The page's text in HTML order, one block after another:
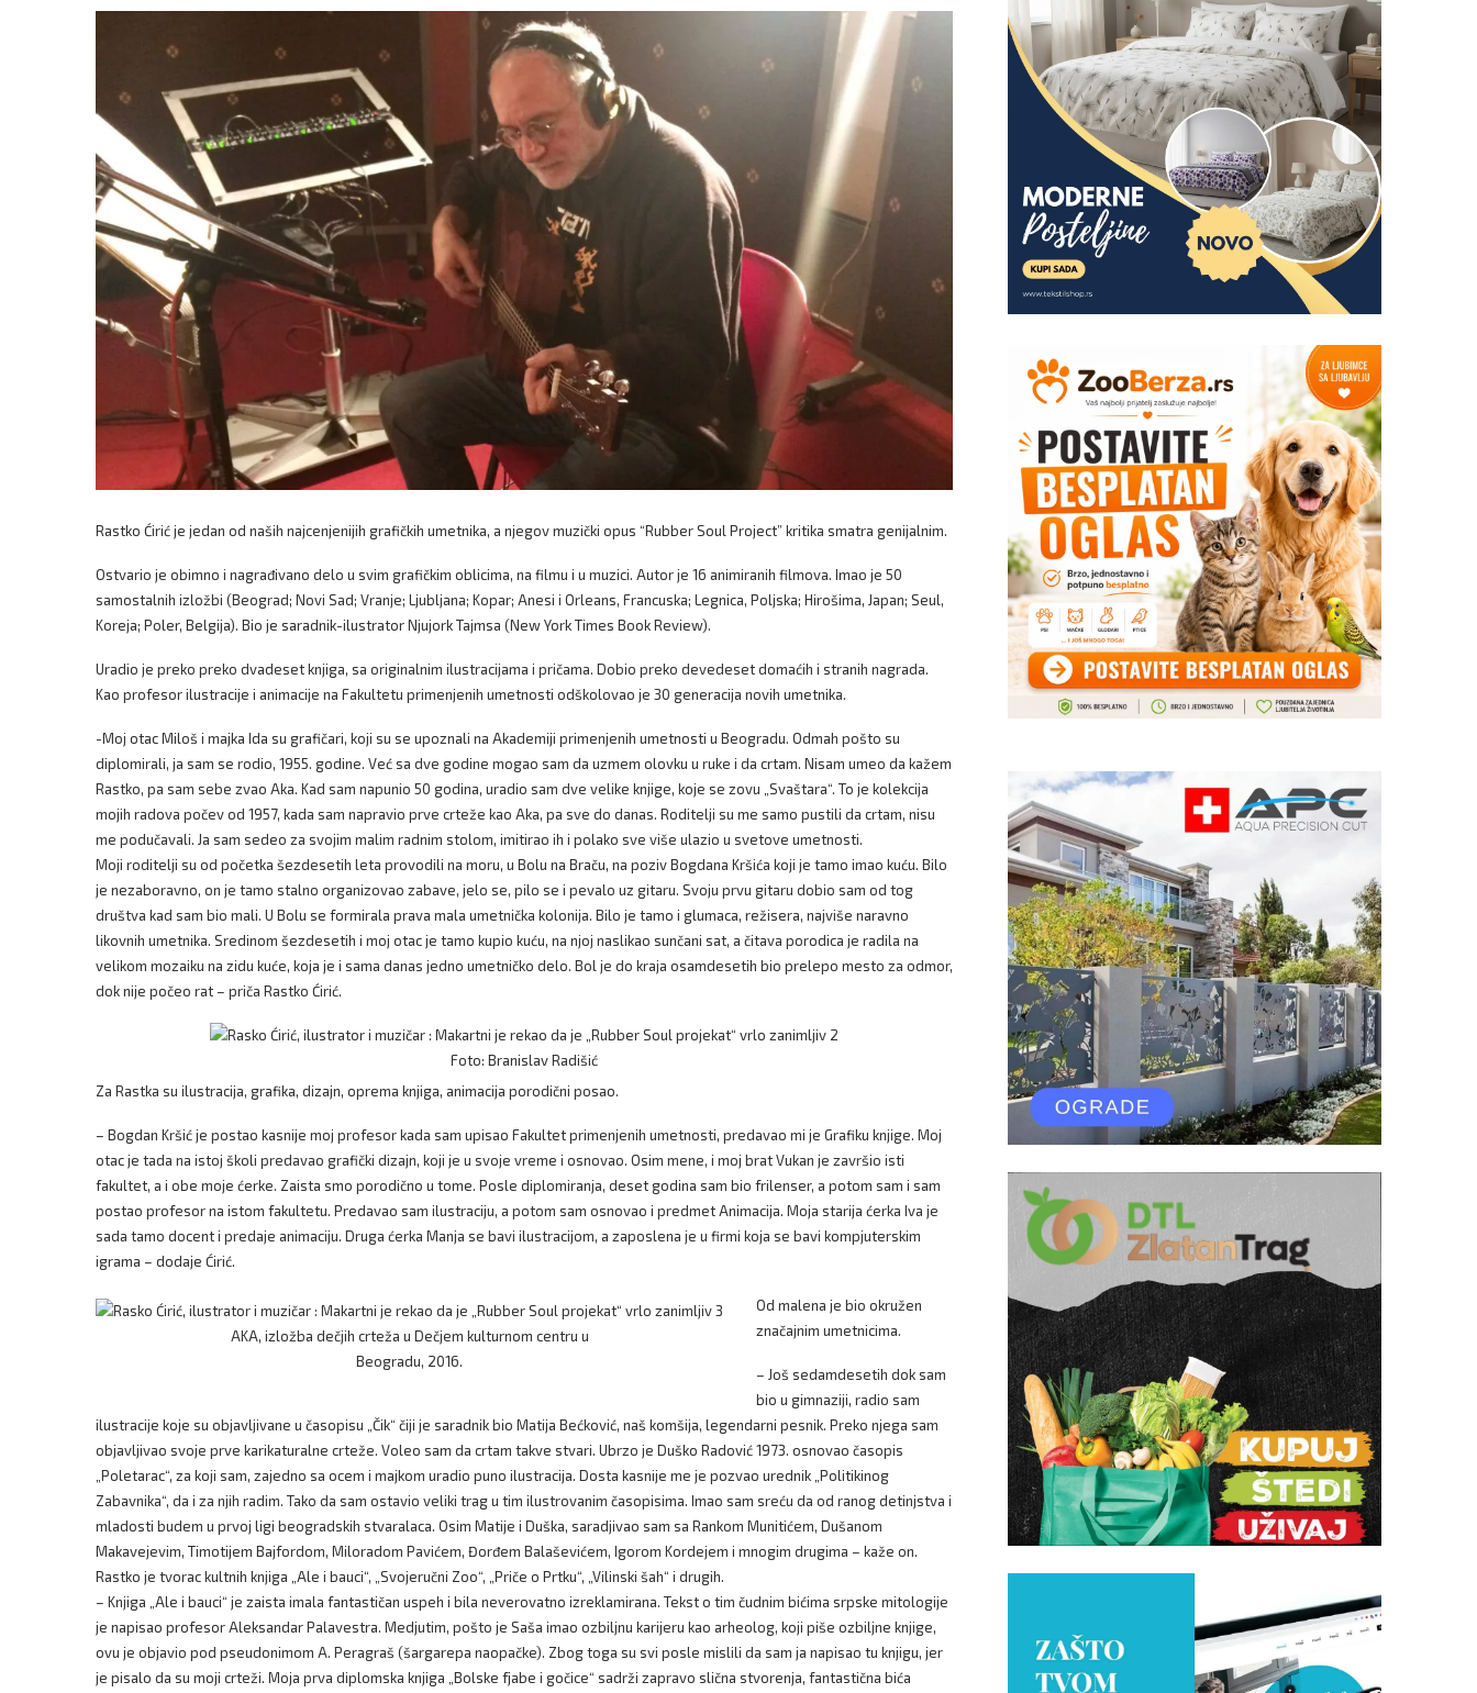
Rastko Ćirić je jedan od naših najcenjenijih grafičkih umetnika, a njegov muzički opus “Rubber Soul Project” kritika smatra genijalnim.
Ostvario je obimno i nagrađivano delo u svim grafičkim oblicima, na filmu i u muzici. Autor je 16 animiranih filmova. Imao je 50
samostalnih izložbi (Beograd; Novi Sad; Vranje; Ljubljana; Kopar; Anesi i Orleans, Francuska; Legnica, Poljska; Hirošima, Japan; Seul,
Koreja; Poler, Belgija). Bio je saradnik-ilustrator Njujork Tajmsa (New York Times Book Review).
Uradio je preko preko dvadeset knjiga, sa originalnim ilustracijama i pričama. Dobio preko devedeset domaćih i stranih nagrada.
Kao profesor ilustracije i animacije na Fakultetu primenjenih umetnosti odškolovao je 30 generacija novih umetnika.
-Moj otac Miloš i majka Ida su grafičari, koji su se upoznali na Akademiji primenjenih umetnosti u Beogradu. Odmah pošto su
diplomirali, ja sam se rodio, 1955. godine. Već sa dve godine mogao sam da uzmem olovku u ruke i da crtam. Nisam umeo da kažem
Rastko, pa sam sebe zvao Aka. Kad sam napunio 50 godina, uradio sam dve velike knjige, koje se zovu „Svaštara“. To je kolekcija
mojih radova počev od 1957, kada sam napravio prve crteže kao Aka, pa sve do danas. Roditelji su me samo pustili da crtam, nisu
me podučavali. Ja sam sedeo za svojim malim radnim stolom, imitirao ih i polako sve više ulazio u svetove umetnosti.
Moji roditelji su od početka šezdesetih leta provodili na moru, u Bolu na Braču, na poziv Bogdana Kršića koji je tamo imao kuću. Bilo
je nezaboravno, on je tamo stalno organizovao zabave, jelo se, pilo se i pevalo uz gitaru. Svoju prvu gitaru dobio sam od tog
društva kad sam bio mali. U Bolu se formirala prava mala umetnička kolonija. Bilo je tamo i glumaca, režisera, najviše naravno
likovnih umetnika. Sredinom šezdesetih i moj otac je tamo kupio kuću, na njoj naslikao sunčani sat, a čitava porodica je radila na
velikom mozaiku na zidu kuće, koja je i sama danas jedno umetničko delo. Bol je do kraja osamdesetih bio prelepo mesto za odmor,
dok nije počeo rat – priča Rastko Ćirić.
Foto: Branislav Radišić
Za Rastka su ilustracija, grafika, dizajn, oprema knjiga, animacija porodični posao.
– Bogdan Kršić je postao kasnije moj profesor kada sam upisao Fakultet primenjenih umetnosti, predavao mi je Grafiku knjige. Moj
otac je tada na istoj školi predavao grafički dizajn, koji je u svoje vreme i osnovao. Osim mene, i moj brat Vukan je završio isti
fakultet, a i obe moje ćerke. Zaista smo porodično u tome. Posle diplomiranja, deset godina sam bio frilenser, a potom sam i sam
postao profesor na istom fakultetu. Predavao sam ilustraciju, a potom sam osnovao i predmet Animacija. Moja starija ćerka Iva je
sada tamo docent i predaje animaciju. Druga ćerka Manja se bavi ilustracijom, a zaposlena je u firmi koja se bavi kompjuterskim
igrama – dodaje Ćirić.
AKA, izložba dečjih crteža u Dečjem kulturnom centru u
Beogradu, 2016.
Od malena je bio okružen
značajnim umetnicima.
– Još sedamdesetih dok sam
bio u gimnaziji, radio sam
ilustracije koje su objavljivane u časopisu „Čik“ čiji je saradnik bio Matija Bećković, naš komšija, legendarni pesnik. Preko njega sam
objavljivao svoje prve karikaturalne crteže. Voleo sam da crtam takve stvari. Ubrzo je Duško Radović 1973. osnovao časopis
„Poletarac“, za koji sam, zajedno sa ocem i majkom uradio puno ilustracija. Dosta kasnije me je pozvao urednik „Politikinog
Zabavnika“, da i za njih radim. Tako da sam ostavio veliki trag u tim ilustrovanim časopisima. Imao sam sreću da od ranog detinjstva i
mladosti budem u prvoj ligi beogradskih stvaralaca. Osim Matije i Duška, saradjivao sam sa Rankom Munitićem, Dušanom
Makavejevim, Timotijem Bajfordom, Miloradom Pavićem, Đorđem Balaševićem, Igorom Kordejem i mnogim drugima – kaže on.
Rastko je tvorac kultnih knjiga „Ale i bauci“, „Svojeručni Zoo“, „Priče o Prtku“, „Vilinski šah“ i drugih.
– Knjiga „Ale i bauci“ je zaista imala fantastičan uspeh i bila neverovatno izreklamirana. Tekst o tim čudnim bićima srpske mitologije
je napisao profesor Aleksandar Palavestra. Medjutim, pošto je Saša imao ozbiljnu karijeru kao arheolog, koji piše ozbiljne knjige,
ovu je objavio pod pseudonimom A. Peragraš (šargarepa naopačke). Zbog toga su svi posle mislili da sam ja napisao tu knjigu, jer
je pisalo da su moji crteži. Moja prva diplomska knjiga „Bolske fjabe i gočice“ sadrži zapravo slična stvorenja, fantastična bića